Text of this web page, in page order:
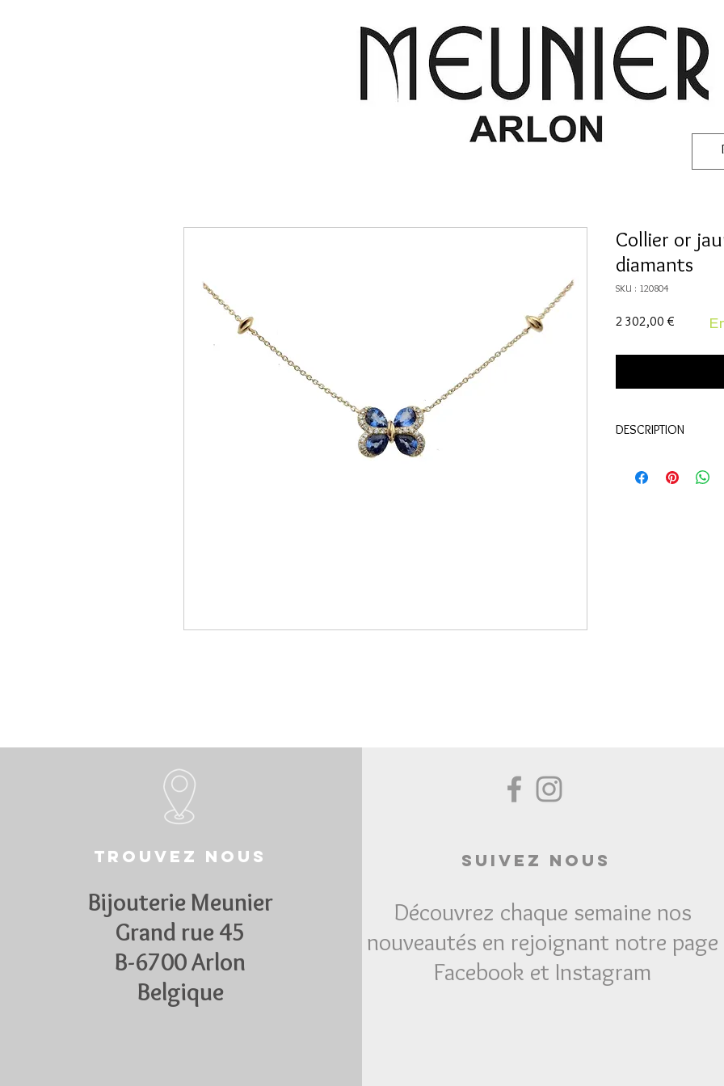
Collier or
diamants
SKU : 120804
2 302,00 €
DESCRIPTION
Pierres:
Saphirs 1.02
Trouvez nous
Bijouterie Meunier
Grand rue 45
B-6700 Arlon
Belgique
Suivez Nous
Découvrez chaque semaine nos
nouveautés en rejoignant notre page
Facebook et Instagram